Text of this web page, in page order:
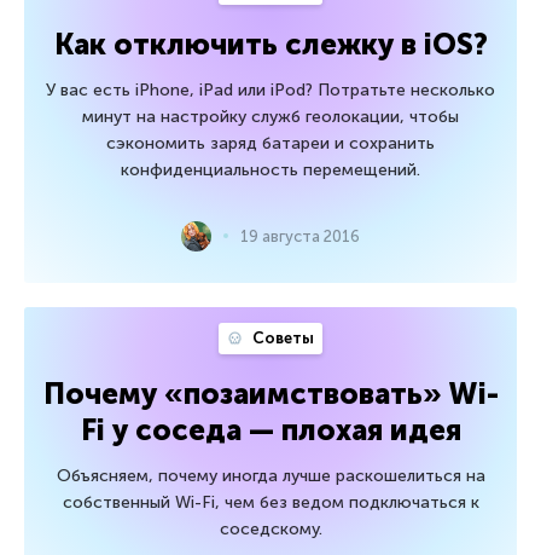
Как отключить слежку в iOS?
У вас есть iPhone, iPad или iPod? Потратьте несколько
минут на настройку служб геолокации, чтобы
сэкономить заряд батареи и сохранить
конфиденциальность перемещений.
19 августа 2016
Советы
Почему «позаимствовать» Wi-
Fi у соседа — плохая идея
Объясняем, почему иногда лучше раскошелиться на
собственный Wi-Fi, чем без ведом подключаться к
соседскому.